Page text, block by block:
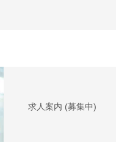
求人案内 (募集中)